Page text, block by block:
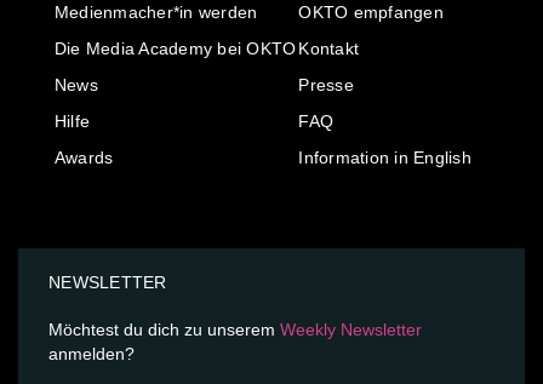
Medienmacher*in werden
Die Media Academy bei OKTO
News
Hilfe
Awards
OKTO empfangen
Kontakt
Presse
FAQ
Information in English
NEWSLETTER
Möchtest du dich zu unserem Weekly Newsletter
anmelden?